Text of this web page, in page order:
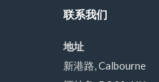
联系我们
地址
新港路, Calbourne